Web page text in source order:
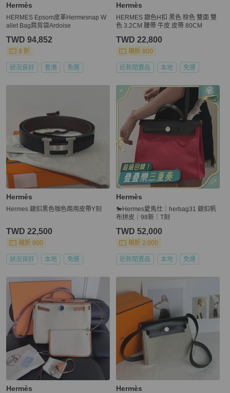
Hermès
HERMES Epsom皮革Hermesnap W
allet Bag肩背袋Ardoise
TWD 94,852
9 折
狀況良好 香港 免運
Hermès
HERMES 銀色H扣 黑色 棕色 雙面 雙
色 3.2CM 腰帶 牛皮 皮帶 80CM
TWD 22,800
現折 800
近新閒置品 本地 免運
Hermès
Hermes 銀扣黑色咖色兩用皮帶Y刻
TWD 22,500
現折 800
狀況良好 本地 免運
Hermès
🐎Hermes愛馬仕｜herbag31 銀扣帆
布拼皮｜98新｜T刻
TWD 52,000
現折 2,000
近新閒置品 本地 免運
Hermès Hermès